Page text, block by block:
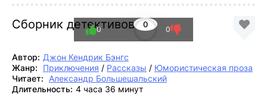
Сборник детективов 0
0 0
Автор: Джон Кендрик Бэнгс
Жанр:
Приключения / Рассказы / Юмористическая проза
Читает:
Александр Большешальский
Длительность: 4 часа 36 минут